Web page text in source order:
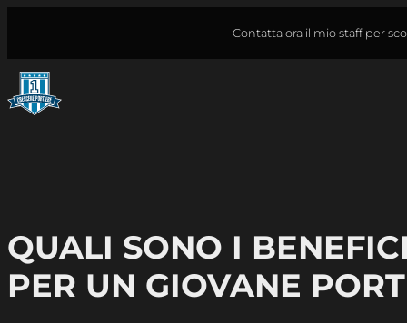
contenuto
Contatta ora il mio staff per
QUALI SONO I
PER UN GIOVANE